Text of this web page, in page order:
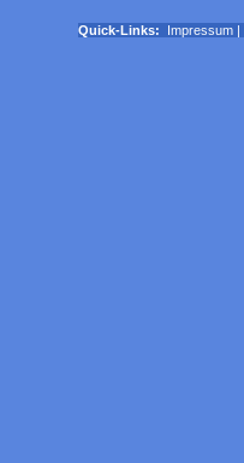
Quick-Links: Impressum |